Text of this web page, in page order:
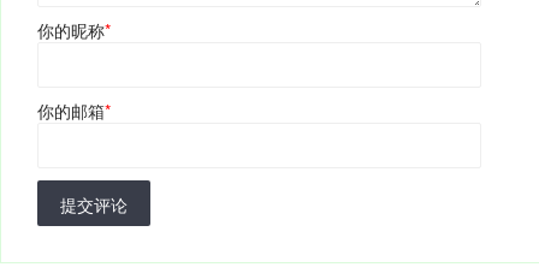
你的昵称*
你的邮箱*
提交评论